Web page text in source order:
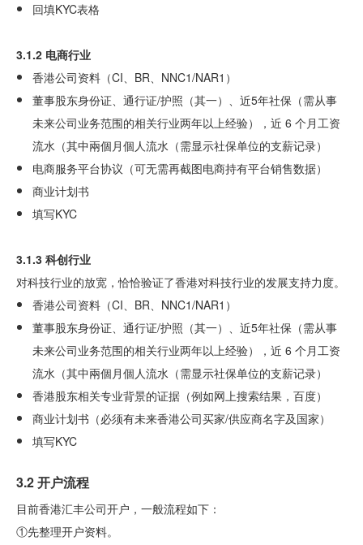
回填KYC表格
3.1.2 电商行业
香港公司资料（CI、BR、NNC1/NAR1）
董事股东身份证、通行证/护照（其一）、近5年社保（需从事
未来公司业务范围的相关行业两年以上经验），近 6 个月工资
流水（其中兩個月個人流水（需显示社保单位的支薪记录）
电商服务平台协议（可无需再截图电商持有平台销售数据）
商业计划书
填写KYC
3.1.3 科创行业
对科技行业的放宽，恰恰验证了香港对科技行业的发展支持力度。
香港公司资料（CI、BR、NNC1/NAR1）
董事股东身份证、通行证/护照（其一）、近5年社保（需从事
未来公司业务范围的相关行业两年以上经验），近 6 个月工资
流水（其中兩個月個人流水（需显示社保单位的支薪记录）
香港股东相关专业背景的证据（例如网上搜索结果，百度）
商业计划书（必须有未来香港公司买家/供应商名字及国家）
填写KYC
3.2 开户流程
目前香港汇丰公司开户，一般流程如下：
①先整理开户资料。